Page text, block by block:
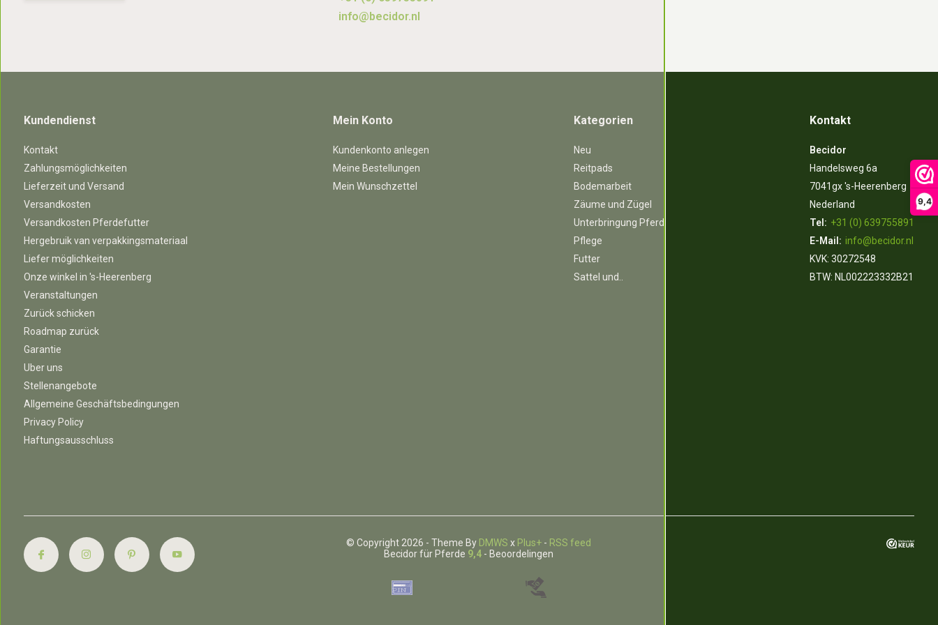
9,4
info@becidor.nl
Kundendienst
Kontakt
Zahlungsmöglichkeiten
Lieferzeit und Versand
Versandkosten
Versandkosten Pferdefutter
Hergebruik van verpakkingsmateriaal
Liefer möglichkeiten
Onze winkel in 's-Heerenberg
Veranstaltungen
Zurück schicken
Roadmap zurück
Garantie
Uber uns
Stellenangebote
Allgemeine Geschäftsbedingungen
Privacy Policy
Haftungsausschluss
Mein Konto
Kundenkonto anlegen
Meine Bestellungen
Mein Wunschzettel
Kategorien
Neu
Reitpads
Bodemarbeit
Zäume und Zügel
Unterbringung Pferd
Pflege
Futter
Sattel und..
Kontakt
Becidor
Handelsweg 6a
7041gx 's-Heerenberg
Nederland
Tel: +31 (0) 639755891
E-Mail: info@becidor.nl
KVK: 30272548
BTW: NL002223332B21
© Copyright 2026 - Theme By DMWS x Plus+ - RSS feed
Becidor für Pferde 9,4 - Beoordelingen